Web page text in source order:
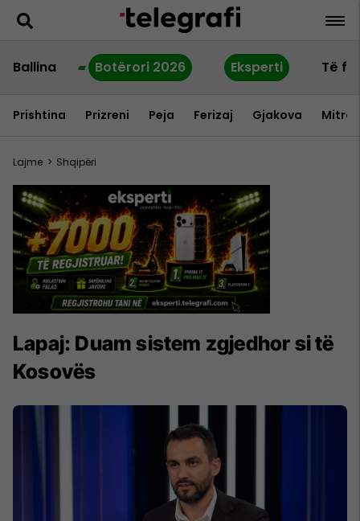
Ballina Botërori 2026 Eksperti Të
Prishtina Prizreni Peja Ferizaj Gjakova
Lajme > Shqipëri
Lapaj: Duam sistem zgjedhor si të
Kosovës